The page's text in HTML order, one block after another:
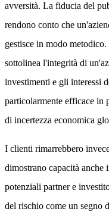
avversità. La fiducia del
rendono conto che
gestisce in modo
sottolinea l'integrità di
investimenti e gli interessi
particolarmente efficace in
di incertezza economica
I clienti rimarrebbero
dimostrano capacità
potenziali partner e
del rischio come un segno